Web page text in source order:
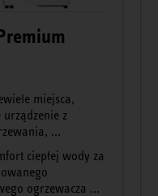
miejsca,
z
...
ciepłej wody za
ogrzewacza ...